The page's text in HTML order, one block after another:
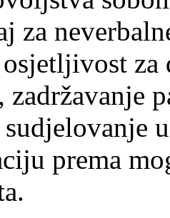
za
osjetljivost
zadržavanje
prema